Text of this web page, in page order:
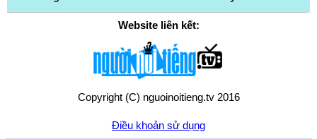
Website liên kết:
Copyright (C) nguoinoitieng.tv 2016
Điều khoản sử dụng